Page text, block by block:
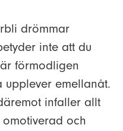
drömmar
inte att du
förmodligen
emellanåt.
infaller allt
och